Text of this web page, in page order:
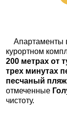
Апартаменты
курортном
200 метрах от
трех минутах
песчаный
отмеченные
чистоту.